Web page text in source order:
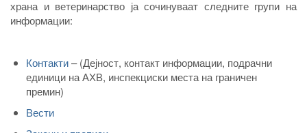
храна и ветеринарство ја сочинуваат следните групи на
информации:
Контакти– (Дејност, контакт информации, подрачни
единици на АХВ, инспекциски места на граничен
премин)
Вести